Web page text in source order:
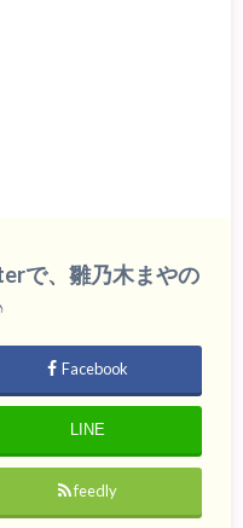
で、雛乃木まやの
Facebook
LINE
feedly